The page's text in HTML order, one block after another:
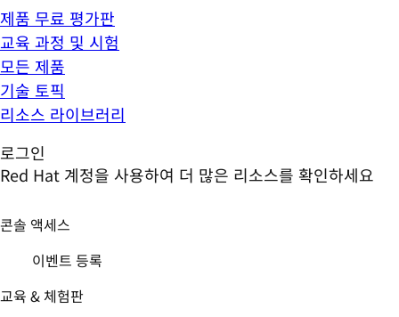
제품 무료 평가판
교육 과정 및 시험
모든 제품
기술 토픽
리소스 라이브러리
로그인
Red Hat 계정을 사용하여 더 많은 리소스를 확인하세요
콘솔 액세스
이벤트 등록
교육 & 체험판